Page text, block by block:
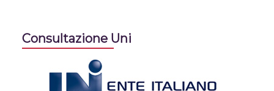
Consultazione Uni